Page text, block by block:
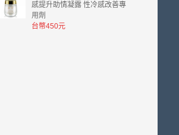
感提升助情凝露 性冷感改善專
用劑
台幣450元